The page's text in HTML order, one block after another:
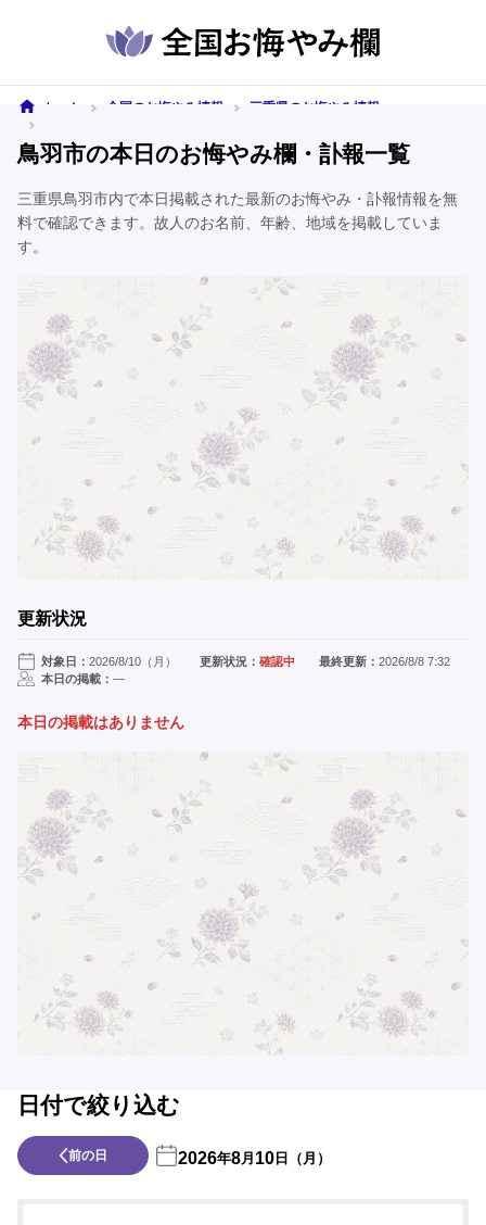
ホーム 全国のお悔やみ情報
三重県のお悔やみ情報
鳥羽市の本日のお悔やみ欄・訃報一覧
三重県鳥羽市内で本日掲載された最新のお悔やみ・訃報情報を無
料で確認できます。故人のお名前、年齢、地域を掲載していま
す。
更新状況
対象日： 2026/8/10（月） 更新状況：確認中 最終更新： 2026/8/8 7:32
本日の掲載： —
本日の掲載はありません
日付で絞り込む
前の日 2026年8月 10日（月）